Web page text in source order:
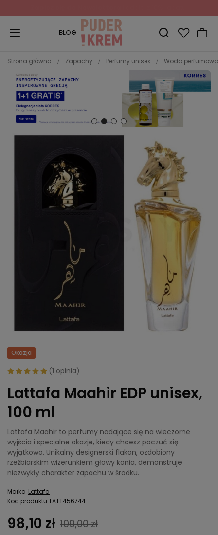
BLOG
Strona główna Zapachy Perfumy unisex Woda
Okazja
(1 opinia)
Lattafa Maahir EDP unisex,
100 ml
Lattafa Maahir to perfumy nadające się na wieczorne
wyjścia i specjalne okazje, kiedy chcesz poczuć się
wyjątkowo. Unikalny designerski flakon, ozdobiony
rzeźbiarskim wizerunkiem głowy konia, demonstruje
niezwykły charakter zapachu w środku.
Marka Lattafa
Kod produktu LATT456744
98,10 zł 109,00 zł